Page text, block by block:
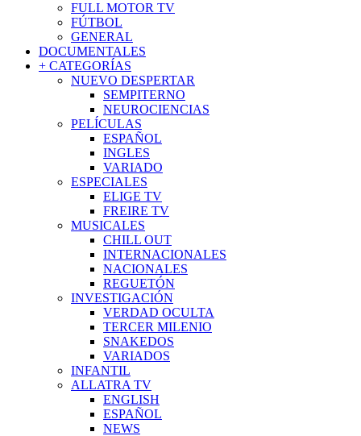
FULL MOTOR TV
FÚTBOL
GENERAL
DOCUMENTALES
+ CATEGORÍAS
NUEVO DESPERTAR
SEMPITERNO
NEUROCIENCIAS
PELÍCULAS
ESPAÑOL
INGLES
VARIADO
ESPECIALES
ELIGE TV
FREIRE TV
MUSICALES
CHILL OUT
INTERNACIONALES
NACIONALES
REGUETÓN
INVESTIGACIÓN
VERDAD OCULTA
TERCER MILENIO
SNAKEDOS
VARIADOS
INFANTIL
ALLATRA TV
ENGLISH
ESPAÑOL
NEWS